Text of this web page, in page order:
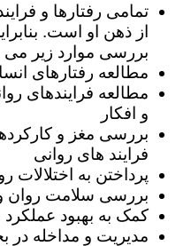
تمامی رفتارها و
از ذهن او است.
بررسی موارد زیر می
مطالعه رفتارهای
مطالعه فرایندهای
و افکار
بررسی مغز و
فرایند های روانی
پرداختن به
بررسی سلامت روان
کمک به بهبود عملکرد
مدیریت و مداخله در